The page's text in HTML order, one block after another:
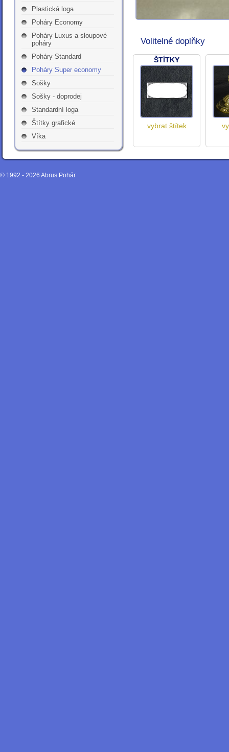
Plastická loga
Poháry Economy
Poháry Luxus a sloupové
poháry
Poháry Standard
Poháry Super economy
Sošky
Sošky - doprodej
Standardní loga
Štítky grafické
Víka
Volitelné doplňky
ŠTÍTKY
vybrat štítek
© 1992 - 2026 Abrus Pohár